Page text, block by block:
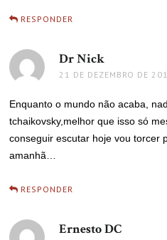
RESPONDER
Dr Nick
21 DE DEZEMBRO DE
Enquanto o mundo não acaba,
tchaikovsky,melhor que isso só
conseguir escutar hoje vou torcer
amanhã…
RESPONDER
Ernesto DC